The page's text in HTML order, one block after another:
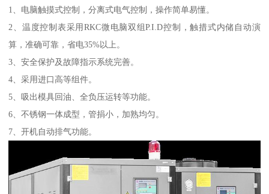
1、电脑触摸式控制，分离式电气控制，操作简单易懂。
2、温度控制表采用RKC微电脑双组P.I.D控制，触措式内储自动演
算，准确可靠，省电35%以上。
3、安全保护及故障指示系统完善。
4、采用进口高等组件。
5、吸出模具回油、全负压运转等功能。
6、不锈钢一体成型，管捐小，加熟均匀。
7、开机自动排气功能。